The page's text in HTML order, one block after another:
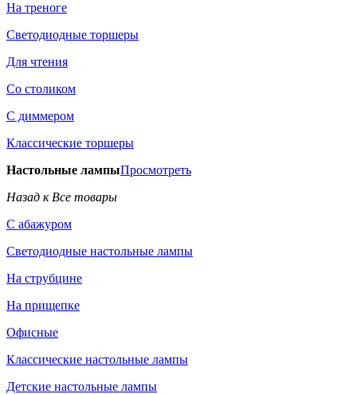
На треноге
Светодиодные торшеры
Для чтения
Со столиком
С диммером
Классические торшеры
Настольные лампыПросмотреть
Назад к Все товары
С абажуром
Светодиодные настольные лампы
На струбцине
На прищепке
Офисные
Классические настольные лампы
Детские настольные лампы